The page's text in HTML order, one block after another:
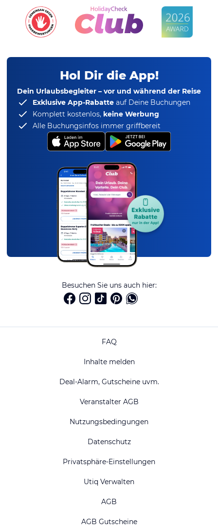
Hol Dir die App!
Dein Urlaubsbegleiter – vor und während der Reise
Exklusive App-Rabatte auf Deine Buchungen
Komplett kostenlos, keine Werbung
Alle Buchungsinfos immer griffbereit
Besuchen Sie uns auch hier:
FAQ
Inhalte melden
Deal-Alarm, Gutscheine uvm.
Veranstalter AGB
Nutzungsbedingungen
Datenschutz
Privatsphäre-Einstellungen
Utiq Verwalten
AGB
AGB Gutscheine